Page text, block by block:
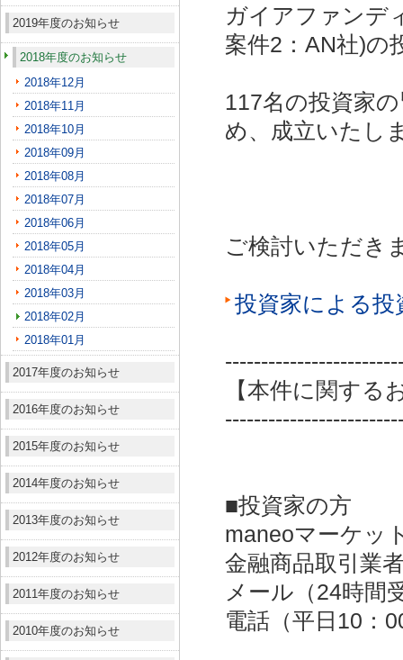
2019年度のお知らせ
2018年度のお知らせ
2018年12月
2018年11月
2018年10月
2018年09月
2018年08月
2018年07月
2018年06月
2018年05月
2018年04月
2018年03月
2018年02月
2018年01月
2017年度のお知らせ
2016年度のお知らせ
2015年度のお知らせ
2014年度のお知らせ
2013年度のお知らせ
2012年度のお知らせ
2011年度のお知らせ
2010年度のお知らせ
ガイアファンデ
案件2：AN社)の
117名の投資家
め、成立いたし
ご検討いただき
投資家による
【本件に関する
■投資家の方
maneoマーケッ
金融商品取引業
メール（24時間
電話（平日10：